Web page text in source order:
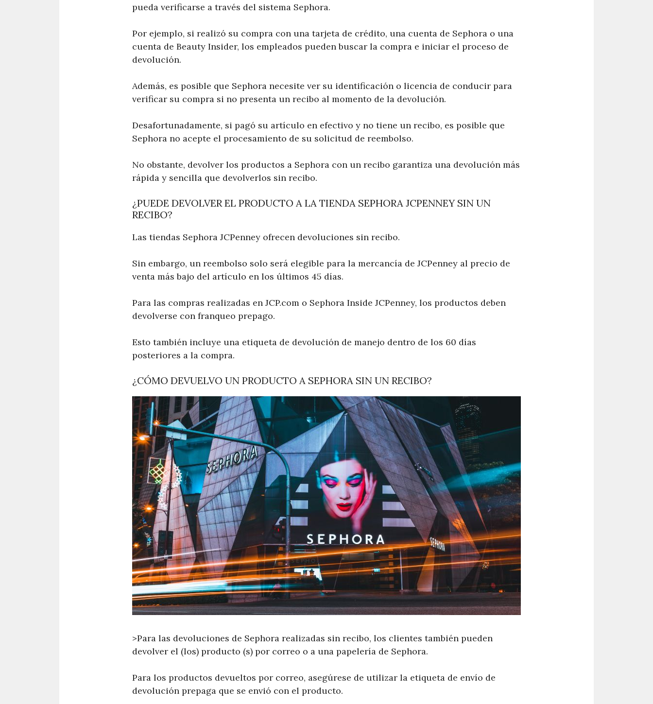
pueda verificarse a través del sistema Sephora.
Por ejemplo, si realizó su compra con una tarjeta de crédito, una cuenta de Sephora o una
cuenta de Beauty Insider, los empleados pueden buscar la compra e iniciar el proceso de
devolución.
Además, es posible que Sephora necesite ver su identificación o licencia de conducir para
verificar su compra si no presenta un recibo al momento de la devolución.
Desafortunadamente, si pagó su artículo en efectivo y no tiene un recibo, es posible que
Sephora no acepte el procesamiento de su solicitud de reembolso.
No obstante, devolver los productos a Sephora con un recibo garantiza una devolución más
rápida y sencilla que devolverlos sin recibo.
¿PUEDE DEVOLVER EL PRODUCTO A LA TIENDA SEPHORA JCPENNEY SIN UN
RECIBO?
Las tiendas Sephora JCPenney ofrecen devoluciones sin recibo.
Sin embargo, un reembolso solo será elegible para la mercancía de JCPenney al precio de
venta más bajo del artículo en los últimos 45 días.
Para las compras realizadas en JCP.com o Sephora Inside JCPenney, los productos deben
devolverse con franqueo prepago.
Esto también incluye una etiqueta de devolución de manejo dentro de los 60 días
posteriores a la compra.
¿CÓMO DEVUELVO UN PRODUCTO A SEPHORA SIN UN RECIBO?
>Para las devoluciones de Sephora realizadas sin recibo, los clientes también pueden
devolver el (los) producto (s) por correo o a una papelería de Sephora.
Para los productos devueltos por correo, asegúrese de utilizar la etiqueta de envío de
devolución prepaga que se envió con el producto.